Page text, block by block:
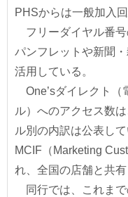
PHSからは一般加入
フリーダイヤル番号
パンフレットや新聞
活用している。
One’sダイレクト（
ル）へのアクセス数
ル別の内訳は公表し
MCIF（Marketing
れ、全国の店舗と共有
同行では、これまで